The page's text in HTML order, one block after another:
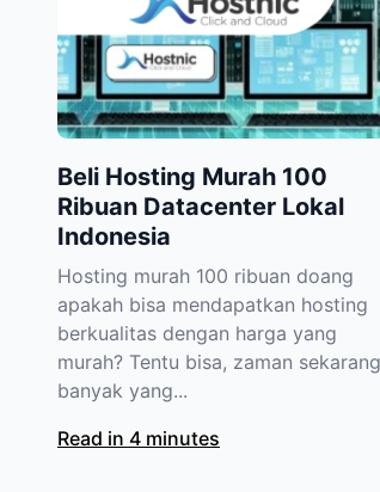
Beli Hosting Murah 100
Ribuan Datacenter Lokal
Indonesia
Hosting murah 100 ribuan doang
apakah bisa mendapatkan hosting
berkualitas dengan harga yang
murah? Tentu bisa, zaman sekarang
banyak yang...
Read in 4 minutes